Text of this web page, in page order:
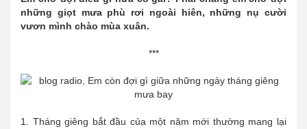
những giọt mưa phù rơi ngoài hiên, những nụ cười
vươn mình chào mùa xuân.
***
1. Tháng giêng bắt đầu của một năm mới thường mang lại